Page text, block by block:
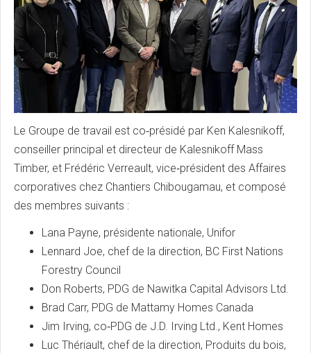
Le Groupe de travail est co‑présidé par Ken Kalesnikoff,
conseiller principal et directeur de Kalesnikoff Mass
Timber, et Frédéric Verreault, vice‑président des Affaires
corporatives chez Chantiers Chibougamau, et composé
des membres suivants :
Lana Payne, présidente nationale, Unifor
Lennard Joe, chef de la direction, BC First Nations
Forestry Council
Don Roberts, PDG de Nawitka Capital Advisors Ltd.
Brad Carr, PDG de Mattamy Homes Canada
Jim Irving, co‑PDG de J.D. Irving Ltd., Kent Homes
Luc Thériault, chef de la direction, Produits du bois,